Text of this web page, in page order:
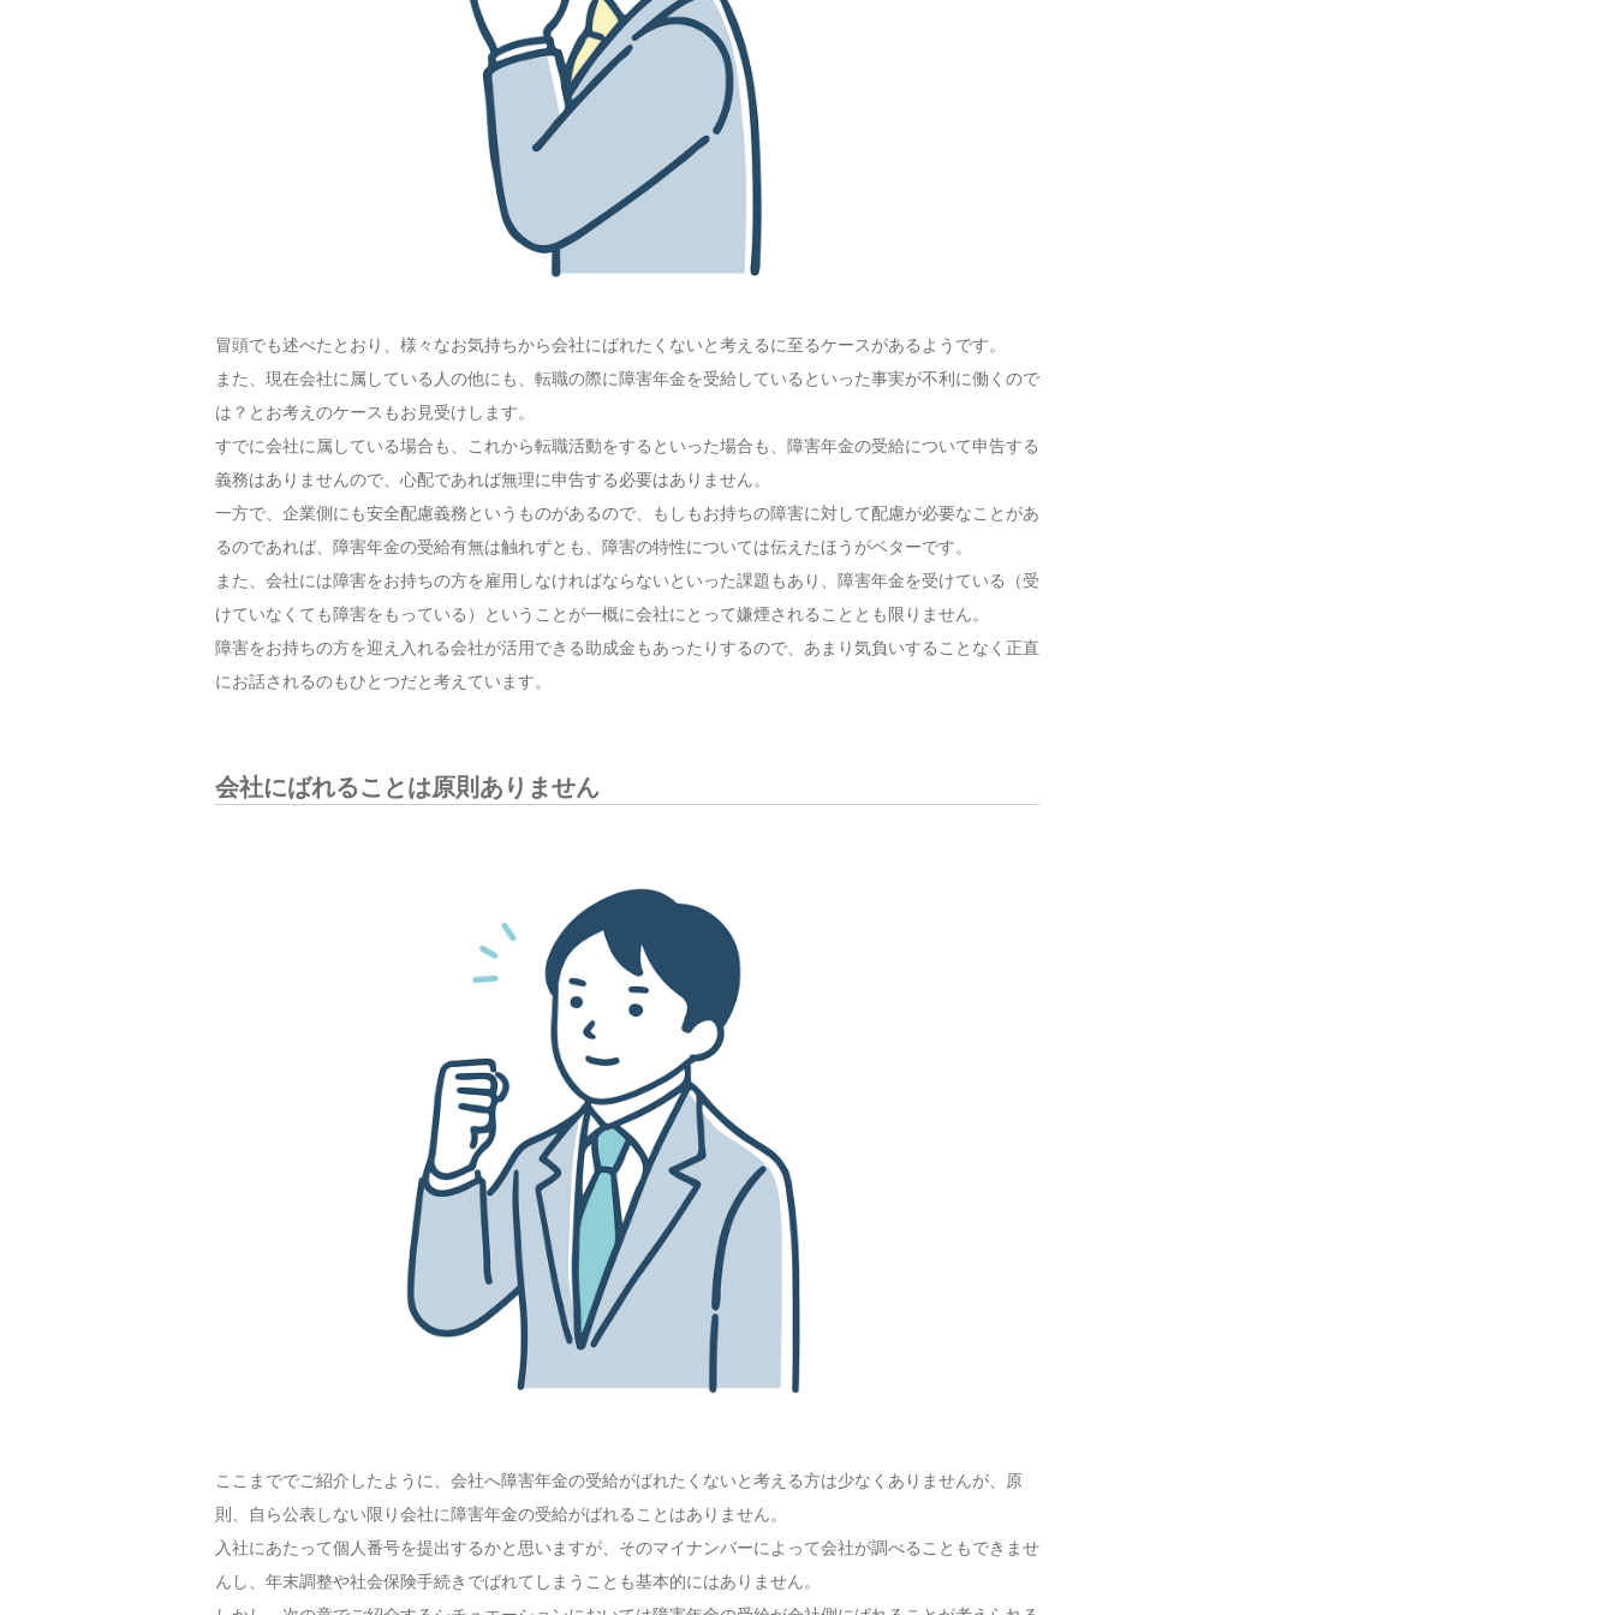
冒頭でも述べたとおり、様々なお気持ちから会社にばれたくないと考えるに至るケースがあるようです。
また、現在会社に属している人の他にも、転職の際に障害年金を受給しているといった事実が不利に働くので
は？とお考えのケースもお見受けします。
すでに会社に属している場合も、これから転職活動をするといった場合も、障害年金の受給について申告する
義務はありませんので、心配であれば無理に申告する必要はありません。
一方で、企業側にも安全配慮義務というものがあるので、もしもお持ちの障害に対して配慮が必要なことがあ
るのであれば、障害年金の受給有無は触れずとも、障害の特性については伝えたほうがベターです。
また、会社には障害をお持ちの方を雇用しなければならないといった課題もあり、障害年金を受けている（受
けていなくても障害をもっている）ということが一概に会社にとって嫌煙されることとも限りません。
障害をお持ちの方を迎え入れる会社が活用できる助成金もあったりするので、あまり気負いすることなく正直
にお話されるのもひとつだと考えています。
会社にばれることは原則ありません
ここまででご紹介したように、会社へ障害年金の受給がばれたくないと考える方は少なくありませんが、原
則、自ら公表しない限り会社に障害年金の受給がばれることはありません。
入社にあたって個人番号を提出するかと思いますが、そのマイナンバーによって会社が調べることもできませ
んし、年末調整や社会保険手続きでばれてしまうことも基本的にはありません。